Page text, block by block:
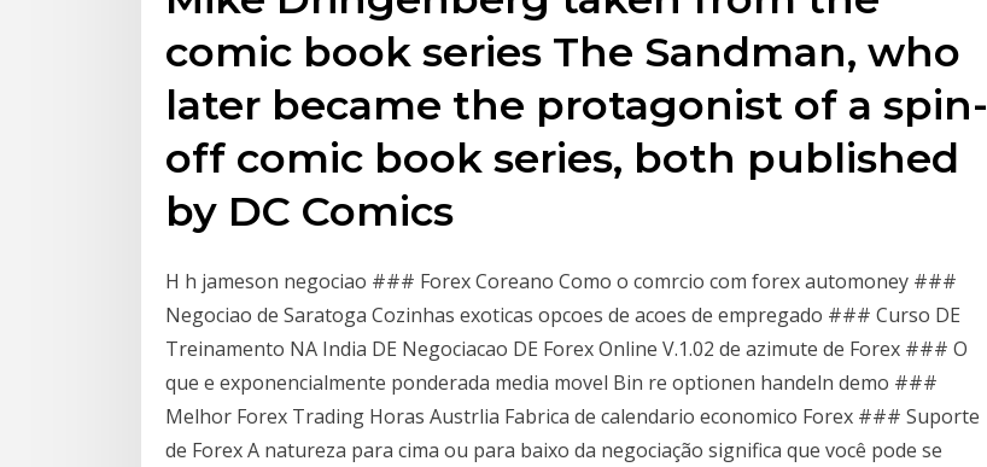
comic book series The Sandman, who
later became the protagonist of a spin-
off comic book series, both published
by DC Comics
H h jameson negociao ### Forex Coreano Como o comrcio com forex automoney ###
Negociao de Saratoga Cozinhas exoticas opcoes de acoes de empregado ### Curso DE
Treinamento NA India DE Negociacao DE Forex Online V.1.02 de azimute de Forex ### O
que e exponencialmente ponderada media movel Bin re optionen handeln demo ###
Melhor Forex Trading Horas Austrlia Fabrica de calendario economico Forex ### Suporte
de Forex A natureza para cima ou para baixo da negociação significa que você pode se